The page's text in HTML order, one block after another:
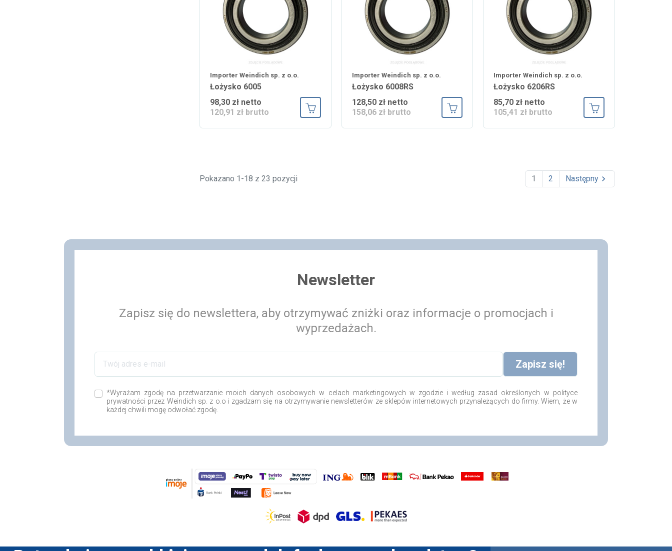
Importer Weindich sp. z o.o.
Łożysko 6005
98,30 zł netto
120,91 zł brutto
Importer Weindich sp. z o.o.
Łożysko 6008RS
128,50 zł netto
158,06 zł brutto
Importer Weindich sp. z o.o.
Łożysko 6206RS
85,70 zł netto
105,41 zł brutto
Pokazano 1-18 z 23 pozycji 1 2 Następny
Newsletter
Zapisz się do newslettera, aby otrzymywać zniżki oraz informacje o promocjach i
wyprzedażach.
*Wyrażam zgodę na przetwarzanie moich danych osobowych w celach marketingowych w zgodzie i według zasad określonych w polityce
prywatności przez Weindich sp. z o.o i zgadzam się na otrzymywanie newsletterów ze sklepów internetowych przynależących do firmy. Wiem, że w
każdej chwili mogę odwołać zgodę.